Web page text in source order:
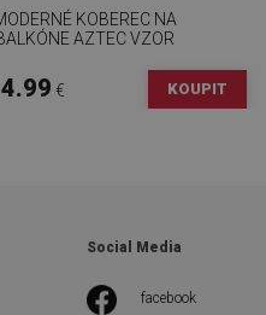
KOBEREC NA
AZTEC VZOR
€ KOUPIT
Social Media
facebook